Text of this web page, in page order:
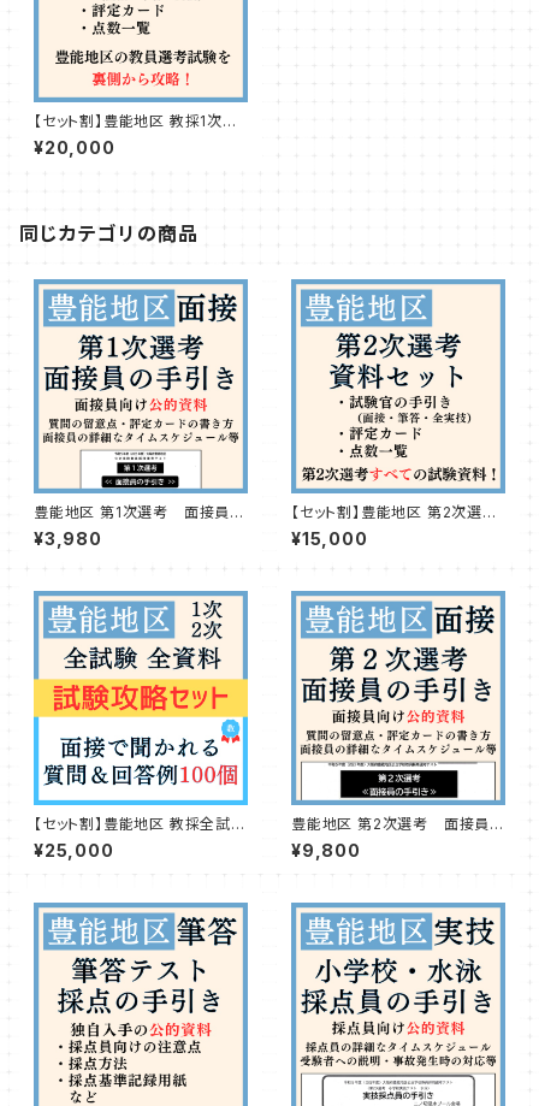
【セット割】豊能地区 教採1次＆2
次 全試験資料セット
¥20,000
同じカテゴリの商品
豊能地区 第1次選考 面接員の
手引き&面接評定カード
¥3,980
【セット割】豊能地区 第2次選
考 全資料セット
¥15,000
【セット割】豊能地区 教採全試験
資料＆面接で聞かれる質問・回
答例100個セット
¥25,000
豊能地区 第2次選考 面接員の
手引き&面接評定カード
¥9,800